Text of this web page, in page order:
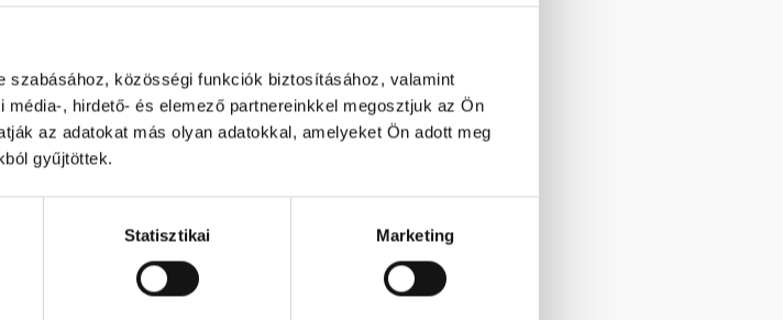
közösségi funkciók biztosításához, valamint
, hirdető- és elemező partnereinkkel megosztjuk az Ön
az adatokat más olyan adatokkal, amelyeket Ön adott meg
gyűjtöttek.
Statisztikai Marketing